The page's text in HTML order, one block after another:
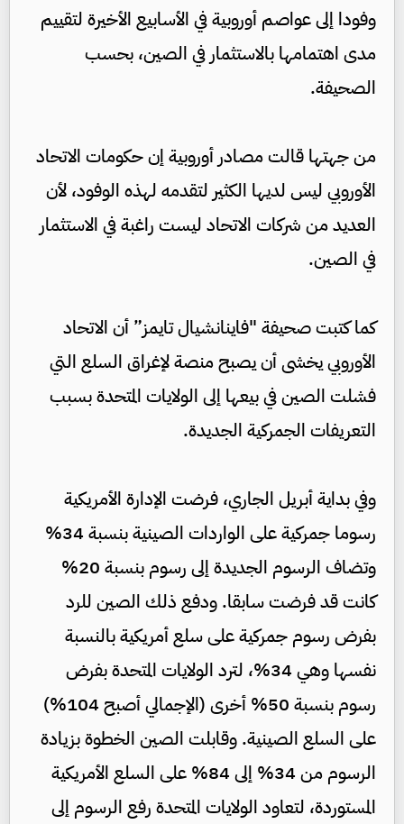
وفودا إلى عواصم أوروبية في الأسابيع الأخيرة لتقييم
مدى اهتمامها بالاستثمار في الصين، بحسب
الصحيفة.
من جهتها قالت مصادر أوروبية إن حكومات الاتحاد
الأوروبي ليس لديها الكثير لتقدمه لهذه الوفود، لأن
العديد من شركات الاتحاد ليست راغبة في الاستثمار
في الصين.
كما كتبت صحيفة "فاينانشيال تايمز” أن الاتحاد
الأوروبي يخشى أن يصبح منصة لإغراق السلع التي
فشلت الصين في بيعها إلى الولايات المتحدة بسبب
التعريفات الجمركية الجديدة.
وفي بداية أبريل الجاري، فرضت الإدارة الأمريكية
رسوما جمركية على الواردات الصينية بنسبة 34%
وتضاف الرسوم الجديدة إلى رسوم بنسبة 20%
كانت قد فرضت سابقا. ودفع ذلك الصين للرد
بفرض رسوم جمركية على سلع أمريكية بالنسبة
نفسها وهي 34%، لترد الولايات المتحدة بفرض
رسوم بنسبة 50% أخرى (الإجمالي أصبح 104%)
على السلع الصينية. وقابلت الصين الخطوة بزيادة
الرسوم من 34% إلى 84% على السلع الأمريكية
المستوردة، لتعاود الولايات المتحدة رفع الرسوم إلى